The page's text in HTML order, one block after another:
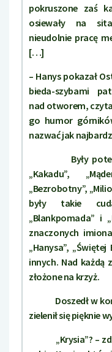
pokruszone zaś
osiewały na
nieudolnie pracę
[…]
– Hanys pokazał
bieda-szybami
nad otworem,
go humor
nazwać jak
Były potem
„Kakadu”,
„Bezrobotny”,
były takie
„Blankpomada” i
znaczonych
„Hanysa”,
innych. Nad każdą
złożone na krzyż.
Doszedł w
zielenił się pięknie
„Krysia”? –